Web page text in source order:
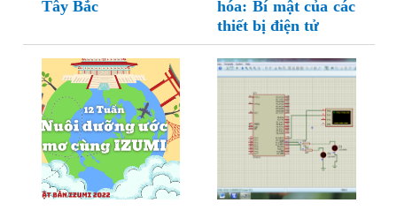
Tây Bắc
hóa: Bí mật của các
thiết bị điện tử